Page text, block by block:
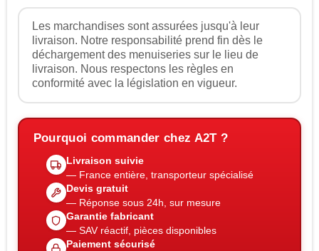
Les marchandises sont assurées jusqu'à leur
livraison. Notre responsabilité prend fin dès le
déchargement des menuiseries sur le lieu de
livraison. Nous respectons les règles en
conformité avec la législation en vigueur.
Pourquoi commander chez A2T ?
Livraison suivie
— France entière, transporteur spécialisé
Devis gratuit
— Réponse sous 24h, sur mesure
Garantie fabricant
— SAV réactif, pièces disponibles
Paiement sécurisé